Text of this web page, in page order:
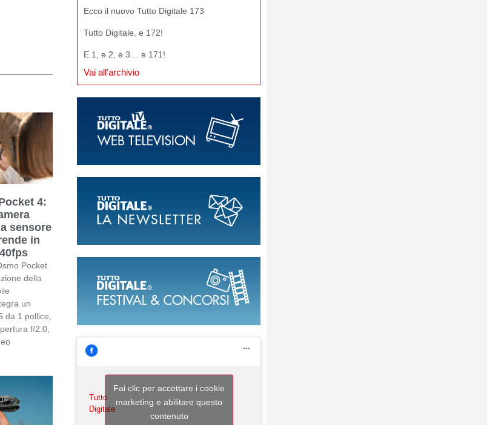
4:
sensore
in
Pocket
della
un
da 1 pollice,
f/2.0,
Ecco il nuovo Tutto Digitale 173
Tutto Digitale, e 172!
E 1, e 2, e 3… e 171!
Vai all'archivio
Tutto
Digitale
Fai clic per accettare i cookie
marketing e abilitare questo
contenuto